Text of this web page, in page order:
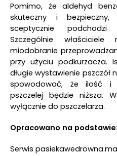
Pomimo, że aldehyd
skuteczny i
sceptycznie
Szczególnie
miodobranie
przy użyciu podkurzacza.
długie wystawienie pszczół
spowodować, że ilość i
pszczelej będzie niższa.
wyłącznie do pszczelarza.
Opracowano na podstawie:
Serwis